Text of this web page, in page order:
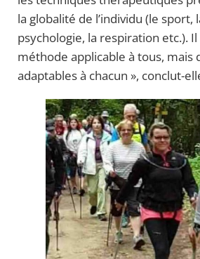
la globalité de l’individu (le sport,
psychologie, la respiration etc.). Il
méthode applicable à tous, mais
adaptables à chacun », conclut-